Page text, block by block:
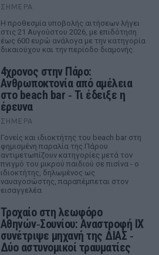
ΣΉΜΕΡΑ
Η προθεσμία υποβολής αιτήσεων λήγει
στις 21 Αυγούστου 2026, με επιδότηση
έως 600 ευρώ ανάλογα με την κατηγορία
δικαιούχου και την περίοδο διαμονής.
4χρονος στην Πάρο:
Ανθρωποκτονία από αμέλεια
στο beach bar ‑ Τι έδειξε η
έρευνα
ΣΉΜΕΡΑ
Γονείς και ιδιοκτήτης του beach bar στη
φημισμένη παραλία της Πάρου
αντιμετωπίζουν κατηγορίες μετά τον
πνιγμό του μικρού παιδιού σε πισίνα - ο
ιδιοκτήτης, δηλωμένος ως
ναυαγοσώστης, παραπέμπεται στον
εισαγγελέα
Τροχαίο στη λεωφόρο
Αθηνών‑Σουνίου: Αναστροφή ΙΧ
συνέτριψε μηχανή της ΔΙΑΣ ‑
Δύο αστυνομικοί τραυματίες